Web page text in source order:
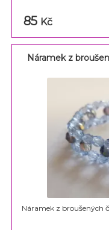
85 Kč
Náramek z
Náramek z broušených